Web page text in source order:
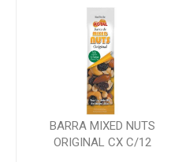
BARRA MIXED NUTS
ORIGINAL CX C/12